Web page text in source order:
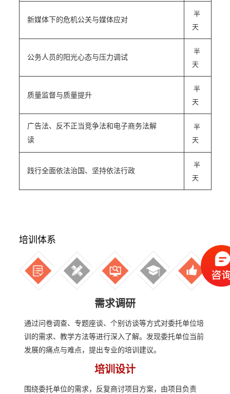
新媒体下的危机公关与媒体应对
半
天
公务人员的阳光心态与压力调试
半
天
质量监督与质量提升
半
天
广告法、反不正当竞争法和电子商务法解
读
半
天
践行全面依法治国、坚持依法行政
半
天
培训体系
需求调研
通过问卷调查、专题座谈、个别访谈等方式对委托单位培
训的需求、教学方法等进行深入了解。发现委托单位当前
发展的痛点与难点，提出专业的培训建议。
培训设计
围绕委托单位的需求，反复商讨项目方案，由项目负责